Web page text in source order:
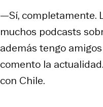
—Sí, completamente.
muchos podcasts
además tengo
comento la
con Chile.